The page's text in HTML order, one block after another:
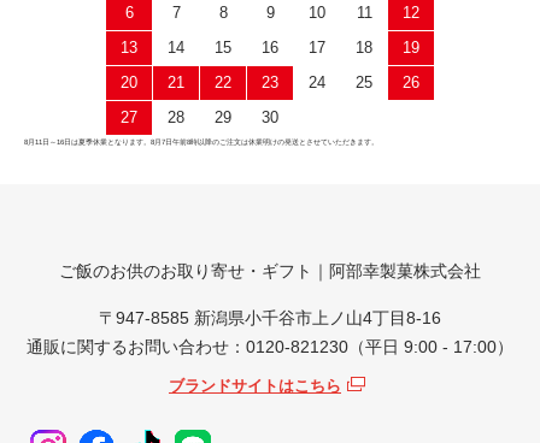
6
7 8 9 10 11
12
13
14 15 16 17 18
19
20
21 22 23 24 25
26
27
28 29 30
8月11日～16日は夏季休業となります。8月7日午前8時以降のご注文は休業明けの発送とさせていただきます。
ご飯のお供のお取り寄せ・ギフト｜阿部幸製菓株式会社
〒947-8585 新潟県小千谷市上ノ山4丁目8-16
通販に関するお問い合わせ：0120-821230（平日 9:00 - 17:00）
ブランドサイトはこちら